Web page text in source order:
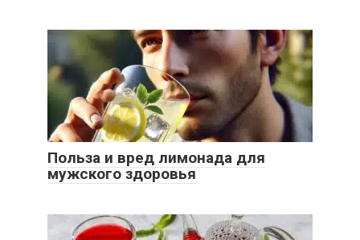
Польза и вред лимонада для
мужского здоровья